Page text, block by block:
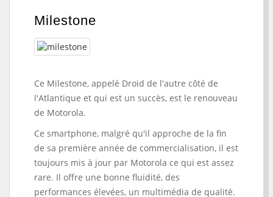
Milestone
Ce Milestone, appelé Droid de l'autre côté de
l'Atlantique et qui est un succès, est le renouveau
de Motorola.
Ce smartphone, malgré qu'il approche de la fin
de sa première année de commercialisation, il est
toujours mis à jour par Motorola ce qui est assez
rare. Il offre une bonne fluidité, des
performances élevées, un multimédia de qualité.